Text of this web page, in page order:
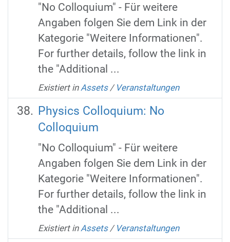
"No Colloquium" - Für weitere
Angaben folgen Sie dem Link in der
Kategorie "Weitere Informationen".
For further details, follow the link in
the "Additional ...
Existiert in Assets / Veranstaltungen
Physics Colloquium: No
Colloquium
"No Colloquium" - Für weitere
Angaben folgen Sie dem Link in der
Kategorie "Weitere Informationen".
For further details, follow the link in
the "Additional ...
Existiert in Assets / Veranstaltungen